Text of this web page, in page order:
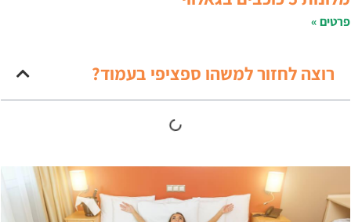
פרטים »
רוצה לחזור למשהו ספציפי בעמוד?